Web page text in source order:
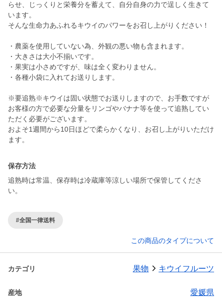
らせ、じっくりと栄養分を蓄えて、自分自身の力で逞しく生きて
います。
そんな生命力あふれるキウイのパワーをお召し上がりください！
・農薬を使用していない為、外観の悪い物も含まれます。
・大きさは大小不揃いです。
・果実は小さめですが、味は全く変わりません。
・各種小袋に入れてお送りします。
※要追熟※キウイは固い状態でお送りしますので、お手数ですが
お客様の方で必要な分量をリンゴやバナナ等を使って追熟してい
ただく必要がございます。
およそ1週間から10日ほどで柔らかくなり、お召し上がりいただけ
ます。
保存方法
追熟時は常温、保存時は冷蔵庫等涼しい場所で保管してくださ
い。
#全国一律送料
この商品のタイプについて
カテゴリ 果物 キウイフルーツ
産地 愛媛県